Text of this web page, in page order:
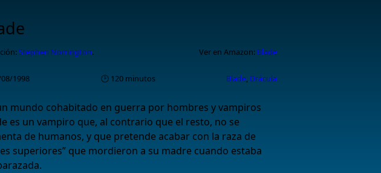
Stephen Norrington. Ver en Amazon: Blade
1998 🕑 120 minutos Blade, Drácula
mundo cohabitado en guerra por hombres y vampiros
es un vampiro que, al contrario que el resto, no se
de humanos, y que pretende acabar con la raza de
superiores” que mordieron a su madre cuando estaba